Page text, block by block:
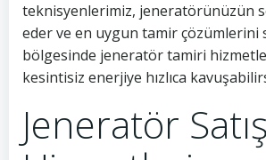
teknisyenlerimiz, jeneratörünüzün
eder ve en uygun tamir çözümlerini
bölgesinde jeneratör tamiri
kesintisiz enerjiye hızlıca
Jeneratör Satış